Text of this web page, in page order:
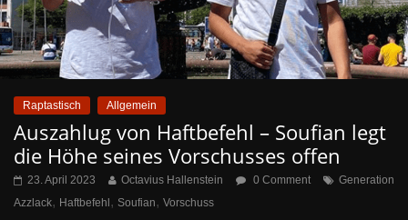
Raptastisch Allgemein
Auszahlug von Haftbefehl – Soufian legt
die Höhe seines Vorschusses offen
23. April 2023 Octavius Hallenstein 0 Comment
Generation
Azzlack, Haftbefehl , Soufian, Vorschuss